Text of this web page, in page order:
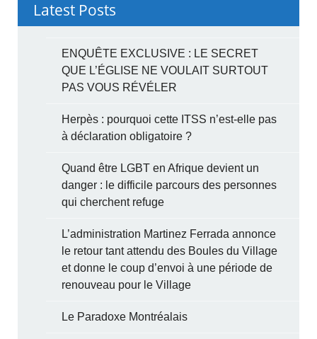
Latest Posts
ENQUÊTE EXCLUSIVE : LE SECRET
QUE L’ÉGLISE NE VOULAIT SURTOUT
PAS VOUS RÉVÉLER
Herpès : pourquoi cette ITSS n’est-elle pas
à déclaration obligatoire ?
Quand être LGBT en Afrique devient un
danger : le difficile parcours des personnes
qui cherchent refuge
L’administration Martinez Ferrada annonce
le retour tant attendu des Boules du Village
et donne le coup d’envoi à une période de
renouveau pour le Village
Le Paradoxe Montréalais